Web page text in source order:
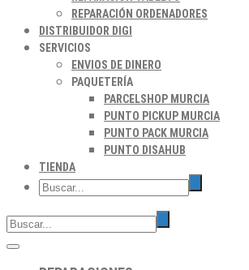
REPARACIÓN ORDENADORES
DISTRIBUIDOR DIGI
SERVICIOS
ENVIOS DE DINERO
PAQUETERÍA
PARCELSHOP MURCIA
PUNTO PICKUP MURCIA
PUNTO PACK MURCIA
PUNTO DISAHUB
TIENDA